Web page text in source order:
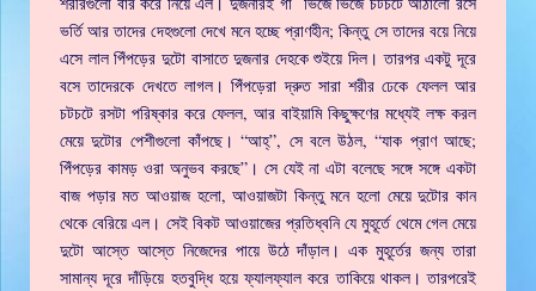
ভর্তি আর তাদের দেহগুলো দেখে মনে হচ্ছে প্রাণহীন; কিন্তু সে তাদের বয়ে নিয়ে
এসে লাল পিঁপড়ের দুটো বাসাতে দুজনার দেহকে শুইয়ে দিল। তারপর একটু দূরে
বসে তাদেরকে দেখতে লাগল। পিঁপড়েরা দ্রুত সারা শরীর ঢেকে ফেলল আর
চটচটে রসটা পরিষ্কার করে ফেলল, আর বাইয়ামি কিছুক্ষণের মধ্যেই লক্ষ করল
মেয়ে দুটোর পেশীগুলো কাঁপছে। “আহ্‌”, সে বলে উঠল, “যাক প্রাণ আছে;
পিঁপড়ের কামড় ওরা অনুভব করছে”। সে যেই না এটা বলেছে সঙ্গে সঙ্গে একটা
বাজ পড়ার মত আওয়াজ হলো, আওয়াজটা কিন্তু মনে হলো মেয়ে দুটোর কান
থেকে বেরিয়ে এল। সেই বিকট আওয়াজের প্রতিধ্বনি যে মুহূর্তে থেমে গেল মেয়ে
দুটো আস্তে আস্তে নিজেদের পায়ে উঠে দাঁড়াল। এক মুহূর্তের জন্য তারা
সামান্য দূরে দাঁড়িয়ে হতবুদ্ধি হয়ে ফ্যালফ্যাল করে তাকিয়ে থাকল। তারপরেই